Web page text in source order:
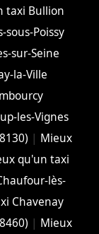
taxi Bullion
Poissy
sur-Seine
la-Ville
les-Vignes
| Mieux
qu'un taxi
lès-
Chavenay
| Mieux